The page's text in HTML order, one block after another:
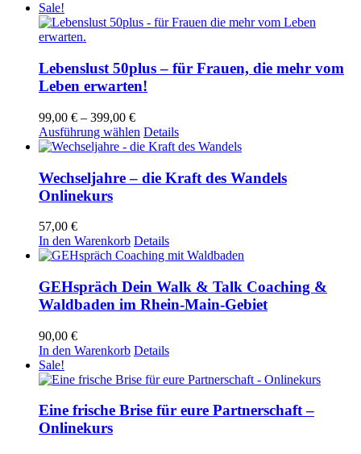
Sale!
Lebenslust 50plus – für Frauen, die mehr vom
Leben erwarten!
99,00 € – 399,00 €Preisspanne:
99,00 €
bis
Ausführung wählen Dieses
Produkt
mehrere
Varianten
können
auf
Produktseite
gewählt
Details
Wechseljahre – die Kraft des Wandels
Onlinekurs
57,00 €
In den Warenkorb Details
GEHspräch Dein Walk & Talk Coaching &
Waldbaden im Rhein-Main-Gebiet
90,00 €
In den Warenkorb Details
Sale!
Eine frische Brise für eure Partnerschaft –
Onlinekurs